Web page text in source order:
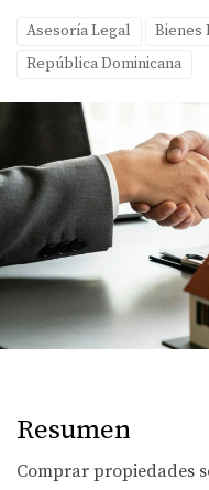
Asesoría Legal Bienes
República Dominicana
Resumen
Comprar propiedades